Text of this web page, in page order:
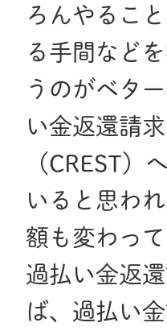
ろんやるこ
る手間など
うのがベタ
い金返還請
（CREST）
いると思わ
額も変わっ
過払い金返
ば、過払い